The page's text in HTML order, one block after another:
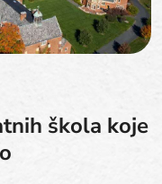
škola koje